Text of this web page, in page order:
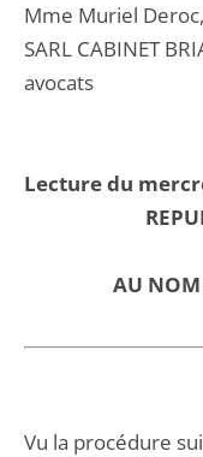
Mme Muriel
SARL CABINET
avocats
Lecture du
AU NOM
Vu la procédure